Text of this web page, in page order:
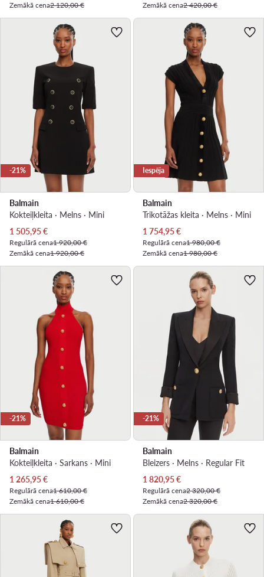
Zemākā cena2 120,00 €
Zemākā cena2 420,00 €
-21%
Balmain
Kokteiļkleita · Melns · Mini
Pašreizējā cena
1 505,95€
Regulārā cena1 920,00 €
Zemākā cena1 920,00 €
Iespēja
Balmain
Trikotāžas kleita · Melns · Mini
Pašreizējā cena
1 754,95€
Regulārā cena1 980,00 €
Zemākā cena1 980,00 €
-21%
Balmain
Kokteiļkleita · Sarkans · Mini
Pašreizējā cena
1 265,95€
Regulārā cena1 610,00 €
Zemākā cena1 610,00 €
-21%
Balmain
Bleizers · Melns · Regular Fit
Pašreizējā cena
1 820,95€
Regulārā cena2 320,00 €
Zemākā cena2 320,00 €